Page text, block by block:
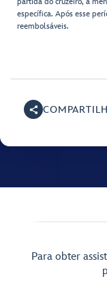
específica. Após esse
reembolsáveis.
Para obter